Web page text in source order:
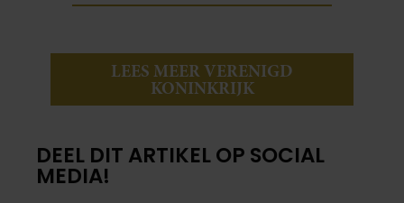
LEES MEER VERENIGD
KONINKRIJK
DEEL DIT ARTIKEL OP SOCIAL
MEDIA!